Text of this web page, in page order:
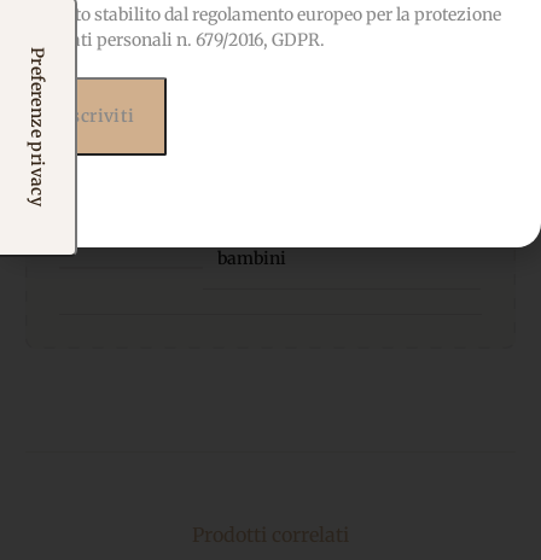
COMPOSIZIONE 100% Poliestere
SPESSORE:
bambini
quanto stabilito dal regolamento europeo per la protezione
dei dati personali n. 679/2016, GDPR.